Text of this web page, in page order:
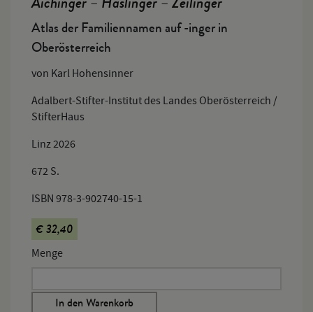
Atlas der Familiennamen auf -inger in
Oberösterreich
von Karl Hohensinner
Adalbert-Stifter-Institut des Landes Oberösterreich /
StifterHaus
Linz 2026
672 S.
ISBN 978-3-902740-15-1
€ 32,40
Menge
In den Warenkorb